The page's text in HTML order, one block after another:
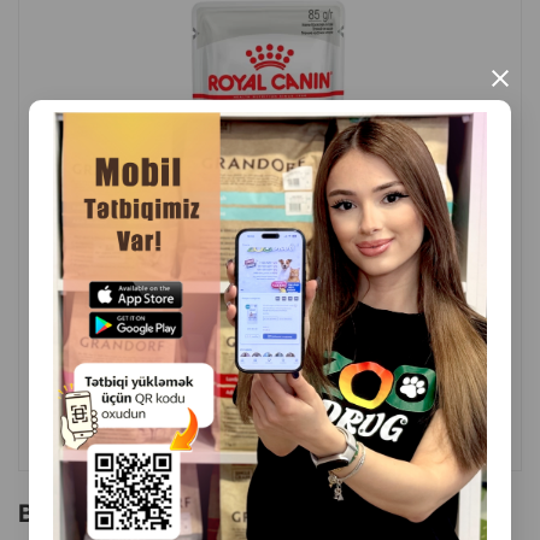
×
( Rəylər)
Çəki Qiymət
Almaq
1 ədəd
3.50
ALMAQ
Bu brendin başqa məhsulları